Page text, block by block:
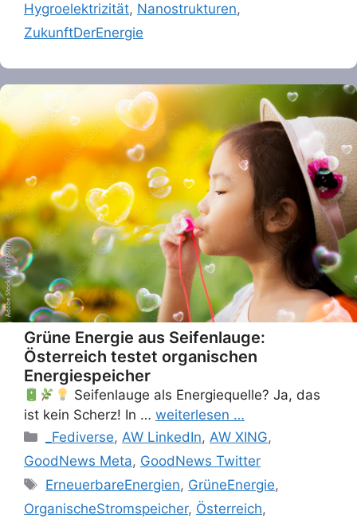
Hygroelektrizität, Nanostrukturen,
ZukunftDerEnergie
Grüne Energie aus Seifenlauge:
Österreich testet organischen
Energiespeicher
Seifenlauge als Energiequelle? Ja, das
ist kein Scherz! In … weiterlesen …
Categories
_Fediverse, AW LinkedIn, AW XING,
GoodNews Meta, GoodNews Twitter
Tags
ErneuerbareEnergien, GrüneEnergie,
OrganischeStromspeicher, Österreich,